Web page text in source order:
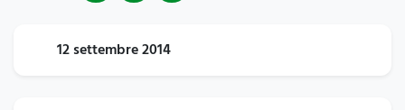
12 settembre 2014